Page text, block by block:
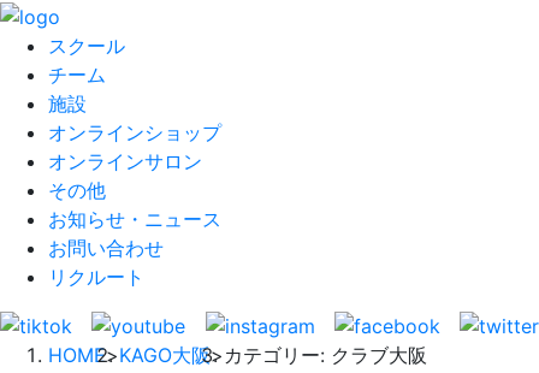
スクール
チーム
施設
オンラインショップ
オンラインサロン
その他
お知らせ・ニュース
お問い合わせ
リクルート
HOME>KAGO大阪> カテゴリー: クラブ大阪